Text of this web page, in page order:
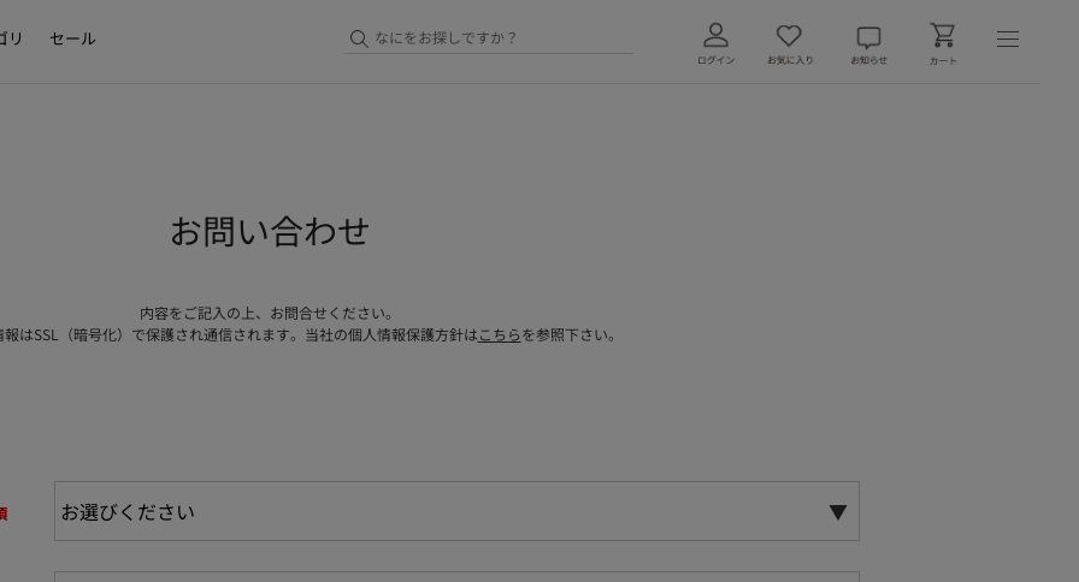
リ セール
お問い合わせ
内容をご記入の上、お問合せください。
はSSL（暗号化）で保護され通信されます。当社の個人情報保護方針はこちらを参照下さい。